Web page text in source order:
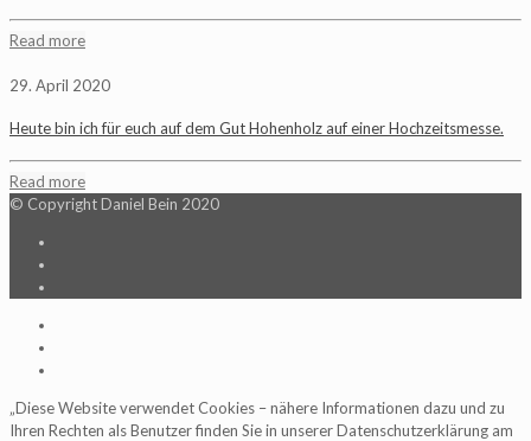
Read more
29. April 2020
Heute bin ich für euch auf dem Gut Hohenholz auf einer Hochzeitsmesse.
Read more
© Copyright Daniel Bein 2020
„Diese Website verwendet Cookies – nähere Informationen dazu und zu
Ihren Rechten als Benutzer finden Sie in unserer Datenschutzerklärung am